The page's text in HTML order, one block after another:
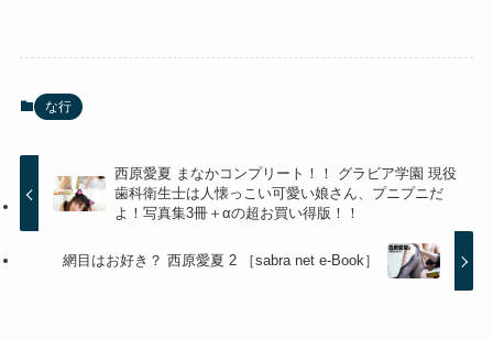
な行
西原愛夏 まなかコンプリート！！ グラビア学園 現役
歯科衛生士は人懐っこい可愛い娘さん、プニプニだ
よ！写真集3冊＋αの超お買い得版！！
網目はお好き？ 西原愛夏 2 ［sabra net e-Book］